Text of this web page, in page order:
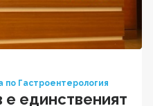
по Гастроентерология
единственият